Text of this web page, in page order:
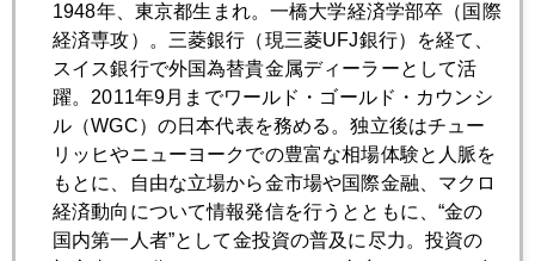
ップ準決勝見ながら書いたので、サッカーの例えが増えまし
た（笑）。
しかし、今回のワールドカップで、私のサッカーに対するイ
メージが変わりました。
あれは格闘技だね。蹴る、押す、引っ張る、叩く。。。イエ
ローカード覚悟で体当たりしてくる。これは、日本人、ある
いはアジア人の骨格では、かなわないな、と感じました。日
1948年、東京都生まれ。一橋大学経済学部卒（国際
経済専攻）。三菱銀行（現三菱UFJ銀行）を経て、
スイス銀行で外国為替貴金属ディーラーとして活
躍。2011年9月までワールド・ゴールド・カウンシ
ル（WGC）の日本代表を務める。独立後はチュー
リッヒやニューヨークでの豊富な相場体験と人脈を
もとに、自由な立場から金市場や国際金融、マクロ
経済動向について情報発信を行うとともに、“金の
国内第一人者”として金投資の普及に尽力。投資の